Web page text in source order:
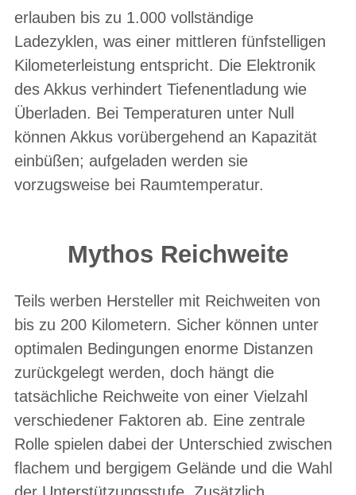
erlauben bis zu 1.000 vollständige
Ladezyklen, was einer mittleren fünfstelligen
Kilometerleistung entspricht. Die Elektronik
des Akkus verhindert Tiefenentladung wie
Überladen. Bei Temperaturen unter Null
können Akkus vorübergehend an Kapazität
einbüßen; aufgeladen werden sie
vorzugsweise bei Raumtemperatur.
Mythos Reichweite
Teils werben Hersteller mit Reichweiten von
bis zu 200 Kilometern. Sicher können unter
optimalen Bedingungen enorme Distanzen
zurückgelegt werden, doch hängt die
tatsächliche Reichweite von einer Vielzahl
verschiedener Faktoren ab. Eine zentrale
Rolle spielen dabei der Unterschied zwischen
flachem und bergigem Gelände und die Wahl
der Unterstützungsstufe. Zusätzlich